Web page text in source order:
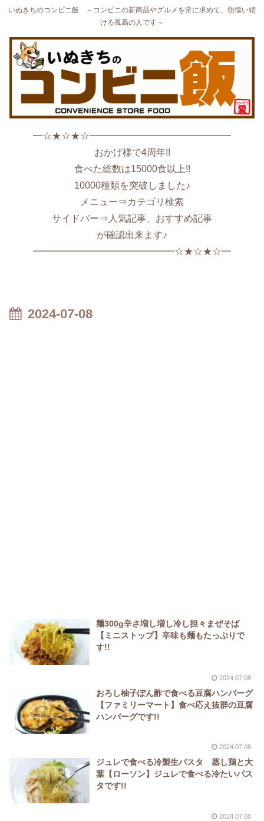
いぬきちのコンビニ飯 ～コンビニの新商品やグルメを常に求めて、彷徨い続
ける孤高の人です～
━☆★☆★☆━━━━━━━━━━━━━━━
おかげ様で4周年!!
食べた総数は15000食以上!!
10000種類を突破しました♪
メニュー⇒カテゴリ検索
サイドバー⇒人気記事、おすすめ記事
が確認出来ます♪
━━━━━━━━━━━━━━━☆★☆★☆━
2024-07-08
麺300g辛さ増し増し冷し担々まぜそば
【ミニストップ】辛味も麺もたっぷりで
す!!
2024.07.08
おろし柚子ぽん酢で食べる豆腐ハンバーグ
【ファミリーマート】食べ応え抜群の豆腐
ハンバーグです!!
2024.07.08
ジュレで食べる冷製生パスタ 蒸し鶏と大
葉【ローソン】ジュレで食べる冷たいパス
タです!!
2024.07.08